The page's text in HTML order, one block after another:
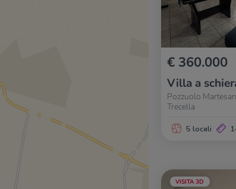
€ 360.000
Villa a
Pozzuolo
Trecella
5 locali
VISITA 3D